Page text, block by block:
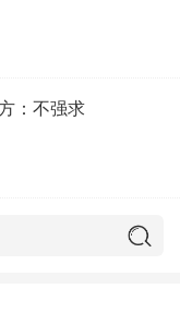
：不强求